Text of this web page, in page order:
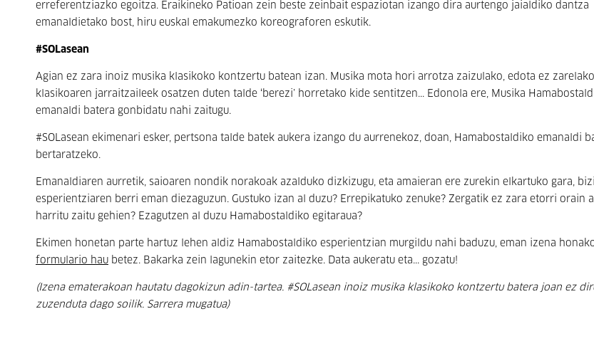
erreferentziazko egoitza. Eraikineko Patioan zein beste zeinbait espaziotan izango dira aurtengo jaialdiko dantza
emanaldietako bost, hiru euskal emakumezko koreograforen eskutik.
#SOLasean
Agian ez zara inoiz musika klasikoko kontzertu batean izan. Musika mota hori arrotza zaizulako, edota ez
klasikoaren jarraitzaileek osatzen duten talde ‘berezi’ horretako kide sentitzen... Edonola ere, Musika
emanaldi batera gonbidatu nahi zaitugu.
#SOLasean ekimenari esker, pertsona talde batek aukera izango du aurrenekoz, doan, Hamabostaldiko emanaldi
bertaratzeko.
Emanaldiaren aurretik, saioaren nondik norakoak azalduko dizkizugu, eta amaieran ere zurekin elkartuko gara,
esperientziaren berri eman diezaguzun. Gustuko izan al duzu? Errepikatuko zenuke? Zergatik ez zara etorri orain
harritu zaitu gehien? Ezagutzen al duzu Hamabostaldiko egitaraua?
Ekimen honetan parte hartuz lehen aldiz Hamabostaldiko esperientzian murgildu nahi baduzu, eman izena
formulario hau betez. Bakarka zein lagunekin etor zaitezke. Data aukeratu eta... gozatu!
(Izena ematerakoan hautatu dagokizun adin-tartea. #SOLasean inoiz musika klasikoko kontzertu batera joan ez
zuzenduta dago soilik. Sarrera mugatua)